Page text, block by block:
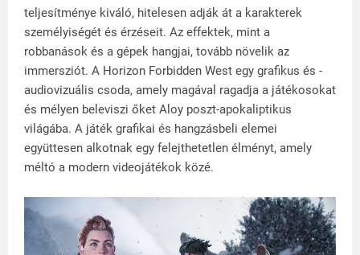
teljesítménye kiváló, hitelesen adják át a karakterek
személyiségét és érzéseit. Az effektek, mint a
robbanások és a gépek hangjai, tovább növelik az
immersziót. A Horizon Forbidden West egy grafikus és -
audiovizuális csoda, amely magával ragadja a játékosokat
és mélyen beleviszi őket Aloy poszt-apokaliptikus
világába. A játék grafikai és hangzásbeli elemei
együttesen alkotnak egy felejthetetlen élményt, amely
méltó a modern videojátékok közé.